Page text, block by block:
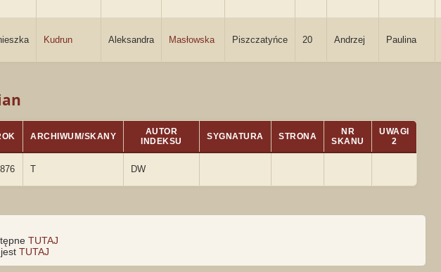
Kudrun Aleksandra Masłowska Piszczatyńce 20 Andrzej Paulina
ARCHIWUM/SKANY
AUTOR
INDEKSU
SYGNATURA STRONA
NR
SKANU
UWAGI
2
T DW
TUTAJ
TUTAJ